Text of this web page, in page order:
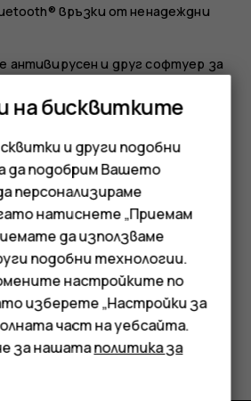
телефони
връзки от ненадеждни
антивирусен и друг софтуер за
инсталирани
към интернет сайтове на
вземете подходящи предпазни
не носи отговорност за
този отговор?
на бисквитките
и други подобни
да подобрим Вашето
персонализираме
натиснете „Приемам
да използваме
подобни технологии.
настройките по
изберете „Настройки за
част на уебсайта.
за нашатаполитика за